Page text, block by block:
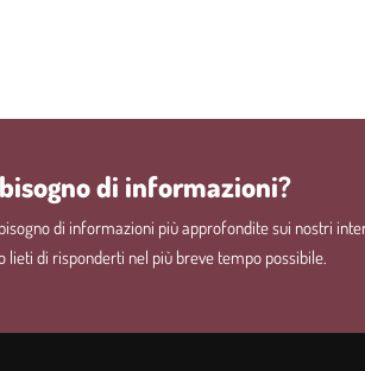
di informazioni?
di informazioni più approfondite sui nostri
lieti di risponderti nel più breve tempo possibile.